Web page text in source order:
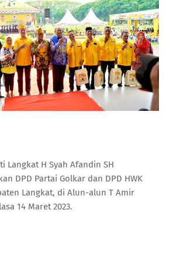
Langkat H Syah Afandin SH
DPD Partai Golkar dan DPD HWK
Langkat, di Alun-alun T Amir
14 Maret 2023.